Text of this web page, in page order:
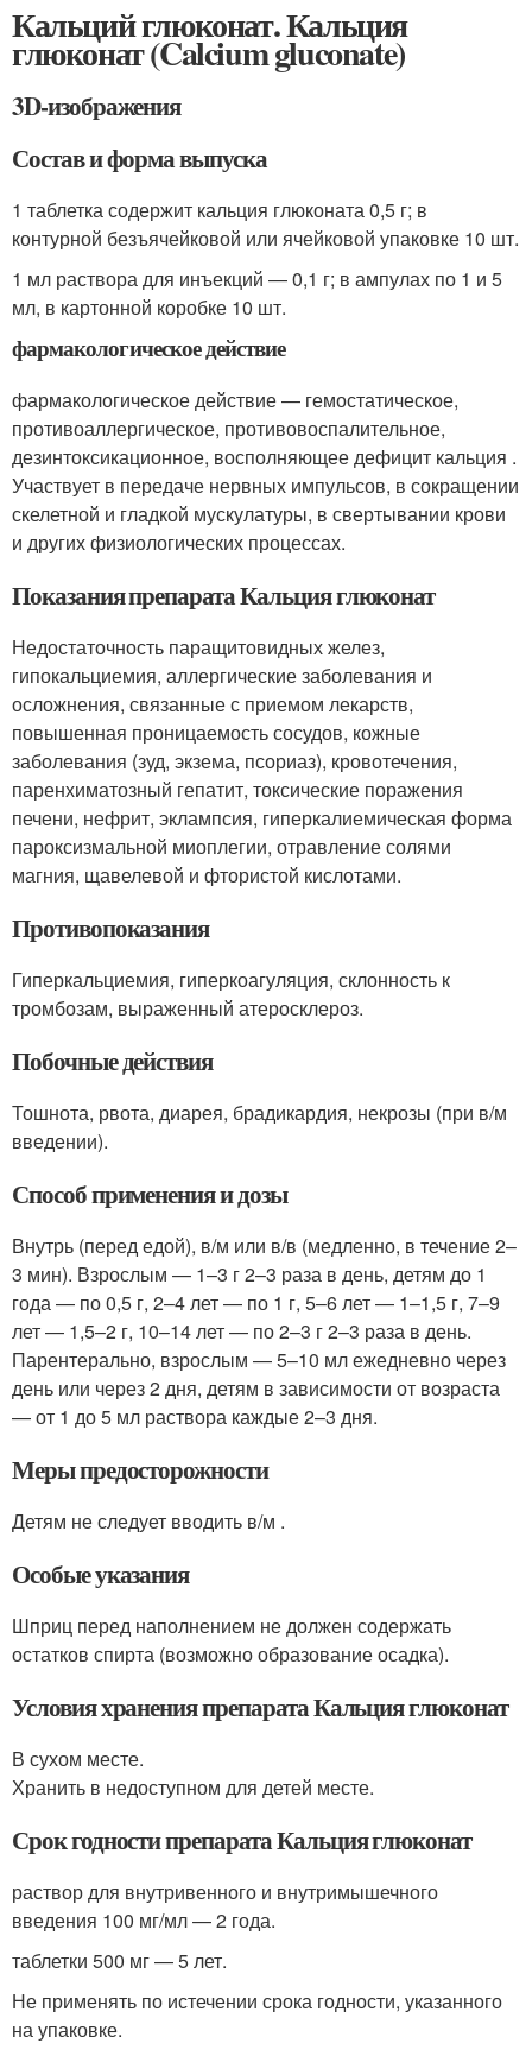
Кальций глюконат. Кальция
глюконат (Calcium gluconate)
3D-изображения
Состав и форма выпуска
1 таблетка содержит кальция глюконата 0,5 г; в
контурной безъячейковой или ячейковой упаковке 10 шт.
1 мл раствора для инъекций — 0,1 г; в ампулах по 1 и 5
мл, в картонной коробке 10 шт.
фармакологическое действие
фармакологическое действие — гемостатическое,
противоаллергическое, противовоспалительное,
дезинтоксикационное, восполняющее дефицит кальция .
Участвует в передаче нервных импульсов, в сокращении
скелетной и гладкой мускулатуры, в свертывании крови
и других физиологических процессах.
Показания препарата Кальция глюконат
Недостаточность паращитовидных желез,
гипокальциемия, аллергические заболевания и
осложнения, связанные с приемом лекарств,
повышенная проницаемость сосудов, кожные
заболевания (зуд, экзема, псориаз), кровотечения,
паренхиматозный гепатит, токсические поражения
печени, нефрит, эклампсия, гиперкалиемическая форма
пароксизмальной миоплегии, отравление солями
магния, щавелевой и фтористой кислотами.
Противопоказания
Гиперкальциемия, гиперкоагуляция, склонность к
тромбозам, выраженный атеросклероз.
Побочные действия
Тошнота, рвота, диарея, брадикардия, некрозы (при в/м
введении).
Способ применения и дозы
Внутрь (перед едой), в/м или в/в (медленно, в течение 2–
3 мин). Взрослым — 1–3 г 2–3 раза в день, детям до 1
года — по 0,5 г, 2–4 лет — по 1 г, 5–6 лет — 1–1,5 г, 7–9
лет — 1,5–2 г, 10–14 лет — по 2–3 г 2–3 раза в день.
Парентерально, взрослым — 5–10 мл ежедневно через
день или через 2 дня, детям в зависимости от возраста
— от 1 до 5 мл раствора каждые 2–3 дня.
Меры предосторожности
Детям не следует вводить в/м .
Особые указания
Шприц перед наполнением не должен содержать
остатков спирта (возможно образование осадка).
Условия хранения препарата Кальция глюконат
В сухом месте.
Хранить в недоступном для детей месте.
Срок годности препарата Кальция глюконат
раствор для внутривенного и внутримышечного
введения 100 мг/мл — 2 года.
таблетки 500 мг — 5 лет.
Не применять по истечении срока годности, указанного
на упаковке.